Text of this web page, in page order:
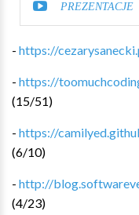
PREZENTACJE
- https://
- https://
(15/51)
- https://
(6/10)
- http://
(4/23)